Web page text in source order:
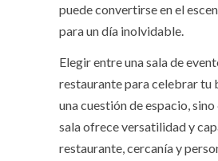
puede convertirse en el
para un día inolvidable.
Elegir entre una sala de
restaurante para celebrar tu
una cuestión de espacio,
sala ofrece versatilidad y
restaurante, cercanía y